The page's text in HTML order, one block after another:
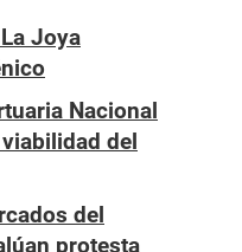
Joya
Nacional
del
del
protesta